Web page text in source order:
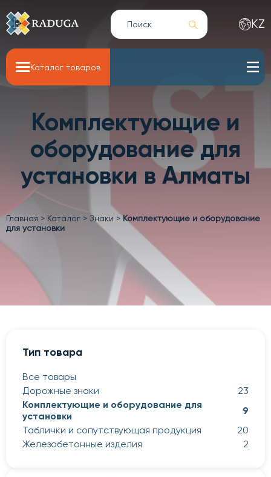
KZ
Каталог товаров
Комплектующие и
оборудование для
установки в Алматы
Главная > Каталог > Знаки >Комплектующие и оборудование
для установки
Тип товара
Все товары
Дорожные знаки
23
Комплектующие и оборудование для
установки
9
Таблички и сопутствующая продукция
20
Железобетонные изделия
2